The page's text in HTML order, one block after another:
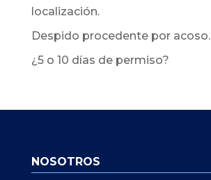
localización.
Despido procedente por acoso.
¿5 o 10 días de permiso?
NOSOTROS